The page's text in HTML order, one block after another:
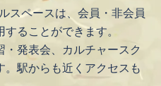
スペースは、会員・非会員
ることができます。
発表会、カルチャースク
駅からも近くアクセスも